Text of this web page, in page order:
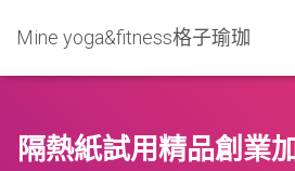
Mine yoga&fitness格子瑜珈
隔熱紙試用精品創業